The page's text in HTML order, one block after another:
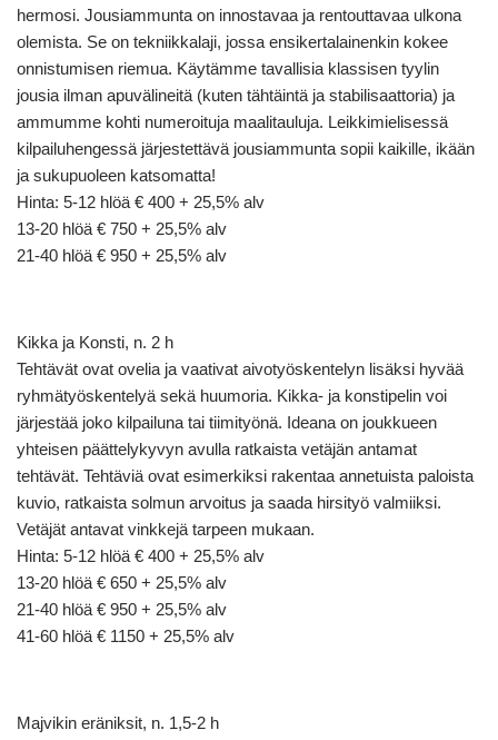
hermosi. Jousiammunta on innostavaa ja rentouttavaa ulkona
olemista. Se on tekniikkalaji, jossa ensikertalainenkin kokee
onnistumisen riemua. Käytämme tavallisia klassisen tyylin
jousia ilman apuvälineitä (kuten tähtäintä ja stabilisaattoria) ja
ammumme kohti numeroituja maalitauluja. Leikkimielisessä
kilpailuhengessä järjestettävä jousiammunta sopii kaikille, ikään
ja sukupuoleen katsomatta!
Hinta: 5-12 hlöä € 400 + 25,5% alv
13-20 hlöä € 750 + 25,5% alv
21-40 hlöä € 950 + 25,5% alv
Kikka ja Konsti, n. 2 h
Tehtävät ovat ovelia ja vaativat aivotyöskentelyn lisäksi hyvää
ryhmätyöskentelyä sekä huumoria. Kikka- ja konstipelin voi
järjestää joko kilpailuna tai tiimityönä. Ideana on joukkueen
yhteisen päättelykyvyn avulla ratkaista vetäjän antamat
tehtävät. Tehtäviä ovat esimerkiksi rakentaa annetuista paloista
kuvio, ratkaista solmun arvoitus ja saada hirsityö valmiiksi.
Vetäjät antavat vinkkejä tarpeen mukaan.
Hinta: 5-12 hlöä € 400 + 25,5% alv
13-20 hlöä € 650 + 25,5% alv
21-40 hlöä € 950 + 25,5% alv
41-60 hlöä € 1150 + 25,5% alv
Majvikin eräniksit, n. 1,5-2 h